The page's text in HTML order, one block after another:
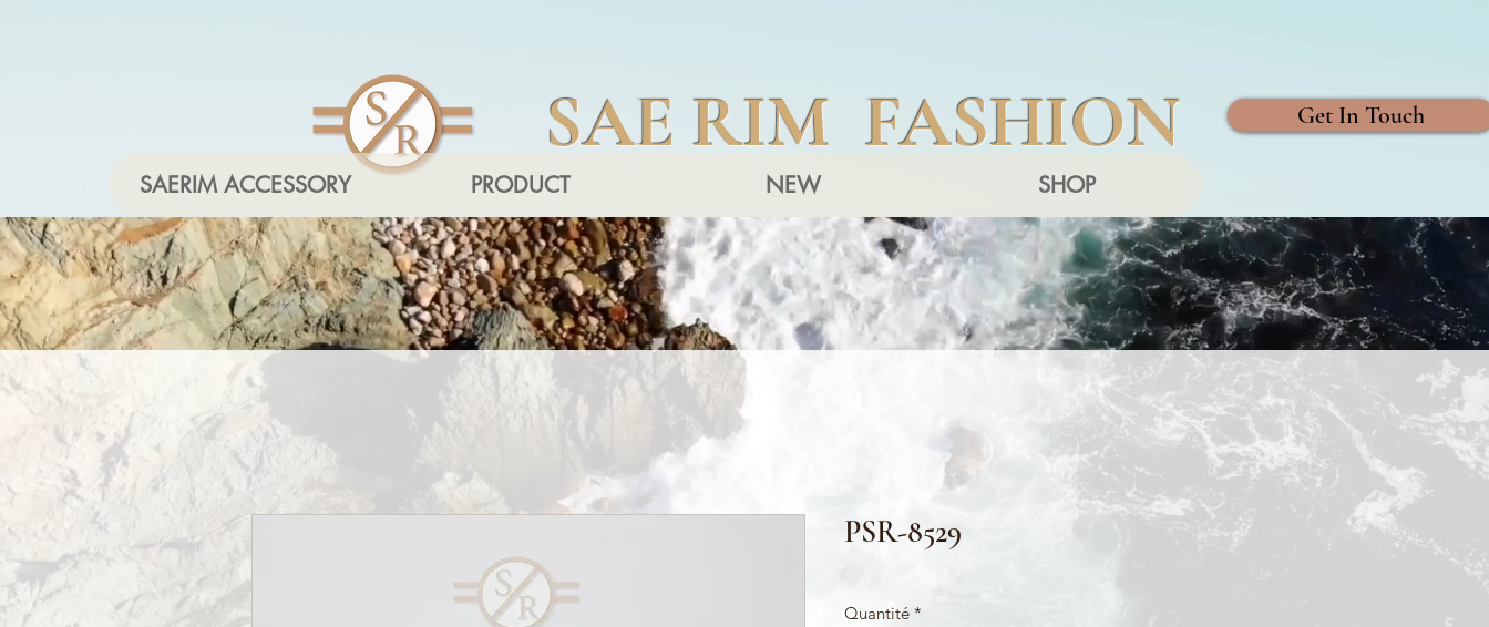
SAE RIM FASHION
SAERIM ACCESSORY PRODUCT NEW SHOP
Get In Touch
PSR-8529
Quantité *